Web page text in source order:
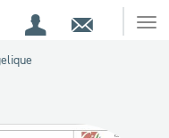
Espace
EspaceContact